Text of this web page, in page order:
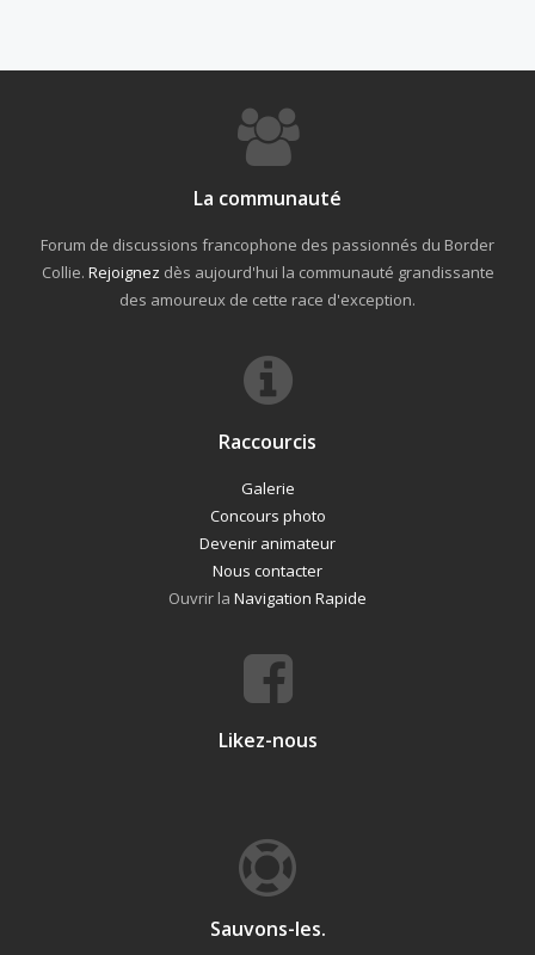
La communauté
Forum de discussions francophone des passionnés du Border
Collie. Rejoignez dès aujourd'hui la communauté grandissante
des amoureux de cette race d'exception.
Raccourcis
Galerie
Concours photo
Devenir animateur
Nous contacter
Ouvrir la Navigation Rapide
Likez-nous
Sauvons-les.